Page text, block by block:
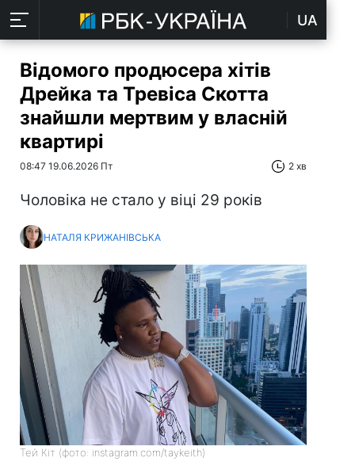
UA
Відомого продюсера хітів
Дрейка та Тревіса Скотта
знайшли мертвим у власній
квартирі
08:47 19.06.2026 Пт 2 хв
Чоловіка не стало у віці 29 років
НАТАЛЯ КРИЖАНІВСЬКА
Тей Кіт (фото: instagram.com/taykeith)